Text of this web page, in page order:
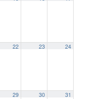
22 23 24
29 30 31